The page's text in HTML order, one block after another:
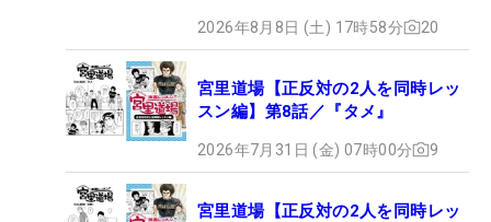
2026年8月8日 (土) 17時58分 20
宮里道場【正反対の2人を同時レッ
スン編】第8話／『タメ』
2026年7月31日 (金) 07時00分 9
宮里道場【正反対の2人を同時レッ